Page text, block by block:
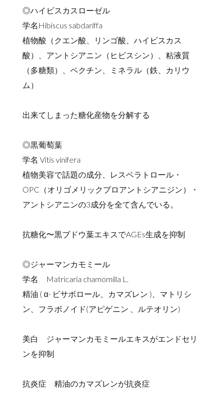
◎ハイビスカスローゼル
学名Hibiscus sabdariffa
植物酸（クエン酸、リンゴ酸、ハイビスカス
酸）、アントシアニン（ヒビスシン）、粘液質
（多糖類）、ペクチン、ミネラル（鉄、カリウ
ム）
出来てしまった糖化産物を分解する
◎黒葡萄葉
学名 Vitis vinifera
植物美容で話題の成分、レスベラトロール・
OPC（オリゴメリックプロアントシアニジン）・
アントシアニンの3成分を全て含んでいる。
抗糖化〜黒ブドウ葉エキスでAGEs生成を抑制
◎ジャーマンカモミール
学名 Matricaria chamomilla L.
精油 ( α- ビサボロール、カマズレン )、マトリシ
ン、フラボノイド(アピゲニン 、ルテオリン)
美白 ジャーマンカモミールエキスがエンドセリ
ンを抑制
抗炎症 精油のカマズレンが抗炎症